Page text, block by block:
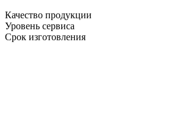
Качество продукции
Уровень сервиса
Срок изготовления